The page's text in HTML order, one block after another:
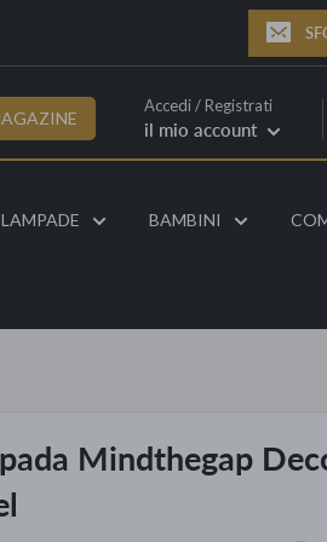
Accedi / Registrati
il mio account
LAMPADE BAMBINI
Mindthegap